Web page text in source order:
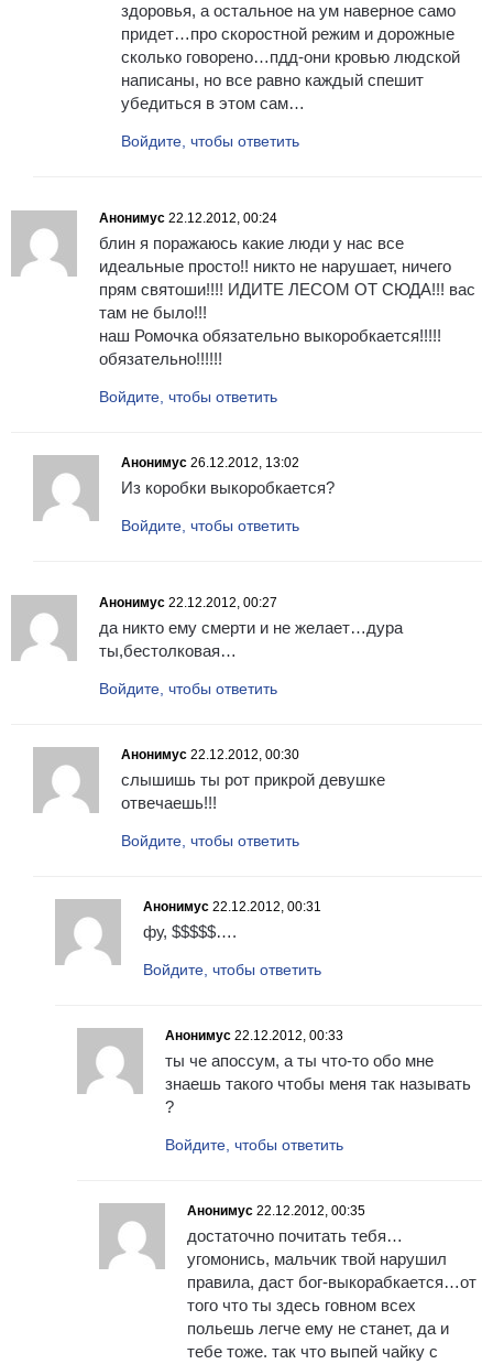
здоровья, а остальное на ум наверное само
придет…про скоростной режим и дорожные
сколько говорено…пдд-они кровью людской
написаны, но все равно каждый спешит
убедиться в этом сам…
Войдите, чтобы ответить
Анонимус 22.12.2012, 00:24
блин я поражаюсь какие люди у нас все
идеальные просто!! никто не нарушает, ничего
прям святоши!!!! ИДИТЕ ЛЕСОМ ОТ СЮДА!!! вас
там не было!!!
наш Ромочка обязательно выкоробкается!!!!!
обязательно!!!!!!
Войдите, чтобы ответить
Анонимус 26.12.2012, 13:02
Из коробки выкоробкается?
Войдите, чтобы ответить
Анонимус 22.12.2012, 00:27
да никто ему смерти и не желает…дура
ты,бестолковая…
Войдите, чтобы ответить
Анонимус 22.12.2012, 00:30
слышишь ты рот прикрой девушке
отвечаешь!!!
Войдите, чтобы ответить
Анонимус 22.12.2012, 00:31
фу, $$$$$….
Войдите, чтобы ответить
Анонимус 22.12.2012, 00:33
ты че апоссум, а ты что-то обо мне
знаешь такого чтобы меня так называть
?
Войдите, чтобы ответить
Анонимус 22.12.2012, 00:35
достаточно почитать тебя…
угомонись, мальчик твой нарушил
правила, даст бог-выкорабкается…от
того что ты здесь говном всех
польешь легче ему не станет, да и
тебе тоже. так что выпей чайку с